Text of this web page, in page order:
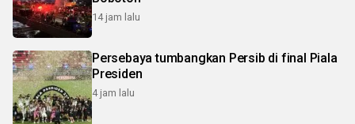
14 jam lalu
Persebaya tumbangkan Persib di final Piala
Presiden
4 jam lalu